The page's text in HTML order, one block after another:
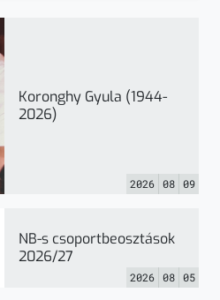
Koronghy Gyula (1944-
2026)
2026 08 09
NB-s csoportbeosztások
2026/27
2026 08 05